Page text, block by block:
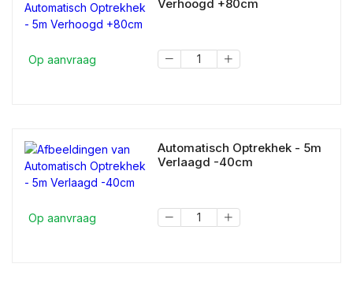
Op aanvraag
Verhoogd +80cm
Op aanvraag
Automatisch Optrekhek - 5m
Verlaagd -40cm